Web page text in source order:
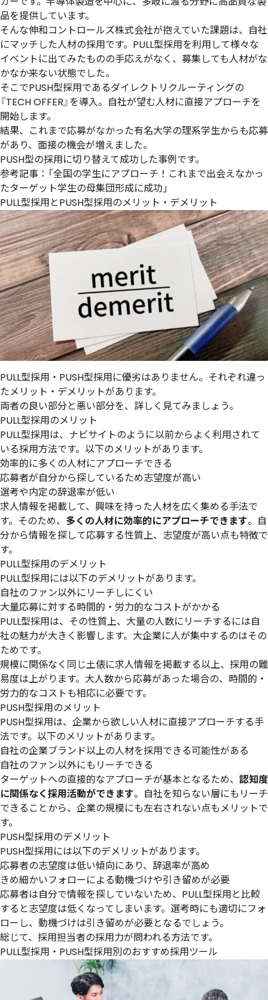
品を提供しています。
そんな伸和コントロールズ株式会社が抱えていた課題は、自社
にマッチした人材の採用です。PULL型採用を利用して様々な
イベントに出てみたものの手応えがなく、募集しても人材がな
かなか来ない状態でした。
そこでPUSH型採用であるダイレクトリクルーティングの
『TECH OFFER』を導入。自社が望む人材に直接アプローチを
開始します。
結果、これまで応募がなかった有名大学の理系学生からも応募
があり、面接の機会が増えました。
PUSH型の採用に切り替えて成功した事例です。
参考記事：「全国の学生にアプローチ！これまで出会えなかっ
たターゲット学生の母集団形成に成功」
PULL型採用とPUSH型採用のメリット・デメリット
PULL型採用・PUSH型採用に優劣はありません。それぞれ違っ
たメリット・デメリットがあります。
両者の良い部分と悪い部分を、詳しく見てみましょう。
PULL型採用のメリット
PULL型採用は、ナビサイトのように以前からよく利用されて
いる採用方法です。以下のメリットがあります。
効率的に多くの人材にアプローチできる
応募者が自分から探しているため志望度が高い
選考や内定の辞退率が低い
求人情報を掲載して、興味を持った人材を広く集める手法で
す。そのため、 多くの人材に効率的にアプローチできます。自
分から情報を探して応募する性質上、志望度が高い点も特徴で
す。
PULL型採用のデメリット
PULL型採用には以下のデメリットがあります。
自社のファン以外にリーチしにくい
大量応募に対する時間的・労力的なコストがかかる
PULL型採用は、その性質上、大量の人数にリーチするには自
社の魅力が大きく影響します。大企業に人が集中するのはその
ためです。
規模に関係なく同じ土俵に求人情報を掲載する以上、採用の難
易度は上がります。大人数から応募があった場合の、時間的・
労力的なコストも相応に必要です。
PUSH型採用のメリット
PUSH型採用は、企業から欲しい人材に直接アプローチする手
法です。以下のメリットがあります。
自社の企業ブランド以上の人材を採用できる可能性がある
自社のファン以外にもリーチできる
ターゲットへの直接的なアプローチが基本となるため、 認知度
に関係なく採用活動ができます。自社を知らない層にもリーチ
できることから、企業の規模にも左右されない点もメリットで
す。
PUSH型採用のデメリット
PUSH型採用には以下のデメリットがあります。
応募者の志望度は低い傾向にあり、辞退率が高め
きめ細かいフォローによる動機づけや引き留めが必要
応募者は自分で情報を探していないため、PULL型採用と比較
すると志望度は低くなってしまいます。選考時にも適切にフォ
ローし、動機づけは引き留めが必要となるでしょう。
総じて、採用担当者の採用力が問われる方法です。
PULL型採用・PUSH型採用別のおすすめ採用ツール